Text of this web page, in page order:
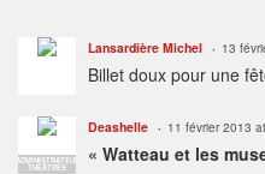
Lansardière Michel 13
Billet doux pour une
ADMINISTRATEUR
THÉÂTRES
Deashelle 11 février 2013
« Watteau et les